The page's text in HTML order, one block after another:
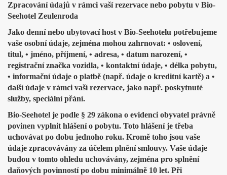
Zpracování údajů v rámci vaší rezervace nebo pobytu v Bio-
Seehotel Zeulenroda
Jako denní nebo ubytovací host v Bio-Seehotelu potřebujeme
vaše osobní údaje, zejména mohou zahrnovat: • oslovení,
titul, • jméno, příjmení, • adresa, • datum narození, •
registrační značka vozidla, • kontaktní údaje, • délka pobytu,
• informační údaje o platbě (např. údaje o kreditní kartě) a •
další údaje v rámci vaší rezervace, jako např. poskytnuté
služby, speciální přání.
Bio-Seehotel je podle § 29 zákona o evidenci obyvatel právně
povinen vyplnit hlášení o pobytu. Toto hlášení je třeba
uchovávat po dobu jednoho roku. Kromě toho jsou vaše
údaje zpracovávány za účelem plnění smlouvy. Vaše údaje
budou v tomto ohledu uchovávány, zejména pro splnění
daňových povinností po dobu minimálně 10 let. Při